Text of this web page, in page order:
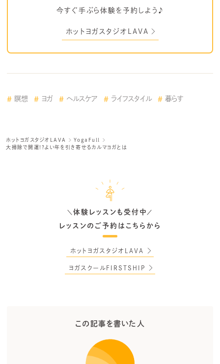
今すぐ手ぶら体験を予約しよう♪
ホットヨガスタジオLAVA
瞑想 ヨガ ヘルスケア ライフスタイル 暮らす
ホットヨガスタジオLAVA
YogaFull
大掃除で開運!?よい年を引き寄せるカルマヨガとは
＼ 体験レッスンも受付中 ／
レッスンのご予約はこちらから
ホットヨガスタジオLAVA
ヨガスクールFIRSTSHIP
この記事を書いた人